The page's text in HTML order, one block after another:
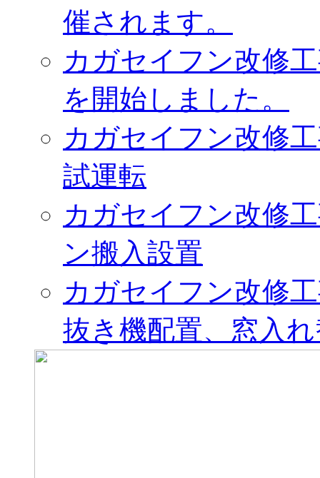
催されます。
カガセイフン改修
を開始しました。
カガセイフン改修
試運転
カガセイフン改修
ン搬入設置
カガセイフン改修
抜き機配置、窓入